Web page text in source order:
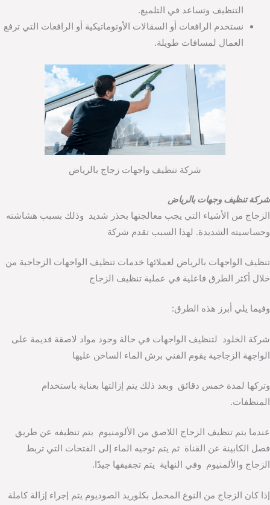
التنظيف وتساعد في التلميع.
نستخدم الرافعات أو السقالات الأوتوماتيكية أو الرافعات التي ترفع
العمال لمسافات طويلة.
شركة تنظيف واجهات زجاج بالرياض
شركة تنظيف وجهات بالرياض
الزجاج من الأشياء التي يجب معالجتها بحذر شديد وذلك بسبب هشاشته
وحساسيته الشديدة. لهذا السبب تقدم شركة
تنظيف الواجهات بالرياض لعملائها خدمات تنظيف الواجهات الزجاجية من
خلال أكثر الطرق فاعلية في عملية تنظيف الزجاج
وفيما يلي أبرز هذه الطرق:
شركة الخلود لتنظيف الواجهات في حالة وجود مواد لاصقة قديمة على
الواجهة الزجاجية يقوم الفني برش الماء الساخن عليها
وتركها لمدة خمس دقائق وبعد ذلك يتم إزالتها بعناية باستخدام
المنظفات.
عندما يتم تنظيف الزجاج اللاصق من الألومنيوم يتم تنظيفه عن طريق
فصل الكابينة عن القناة ثم يتم توجيه الماء إلى الفتحات التي تربط
الزجاج والألمنيوم وفي النهاية يتم تجفيفها جيدًا.
إذا كان الزجاج من النوع المحمل بكلوريد الصوديوم يتم إجراء إزالة كاملة